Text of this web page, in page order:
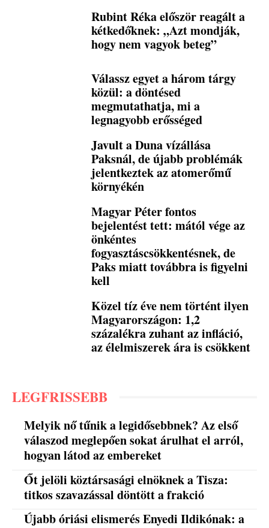
Rubint Réka először reagált a
kétkedőknek: „Azt mondják,
hogy nem vagyok beteg”
Válassz egyet a három tárgy
közül: a döntésed
megmutathatja, mi a
legnagyobb erősséged
Javult a Duna vízállása
Paksnál, de újabb problémák
jelentkeztek az atomerőmű
környékén
Magyar Péter fontos
bejelentést tett: mától vége az
önkéntes
fogyasztáscsökkentésnek, de
Paks miatt továbbra is figyelni
kell
Közel tíz éve nem történt ilyen
Magyarországon: 1,2
százalékra zuhant az infláció,
az élelmiszerek ára is csökkent
LEGFRISSEBB
Melyik nő tűnik a legidősebbnek? Az első
válaszod meglepően sokat árulhat el arról,
hogyan látod az embereket
Őt jelöli köztársasági elnöknek a Tisza:
titkos szavazással döntött a frakció
Újabb óriási elismerés Enyedi Ildikónak: a